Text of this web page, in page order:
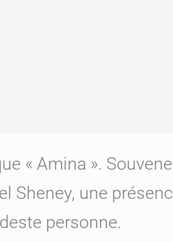
« Amina ».
Sheney, une
personne.